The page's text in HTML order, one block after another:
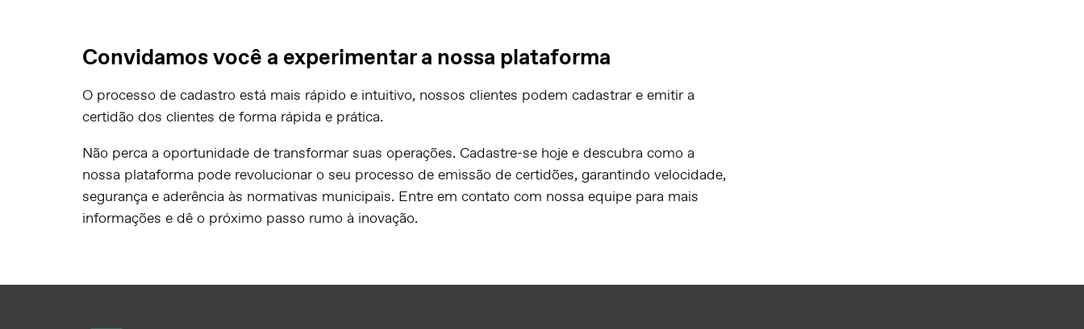
Convidamos você a experimentar a nossa plataforma
O processo de cadastro está mais rápido e intuitivo, nossos clientes podem cadastrar e emitir a
certidão dos clientes de forma rápida e prática.
Não perca a oportunidade de transformar suas operações. Cadastre-se hoje e descubra como a
nossa plataforma pode revolucionar o seu processo de emissão de certidões, garantindo velocidade,
segurança e aderência às normativas municipais. Entre em contato com nossa equipe para mais
informações e dê o próximo passo rumo à inovação.